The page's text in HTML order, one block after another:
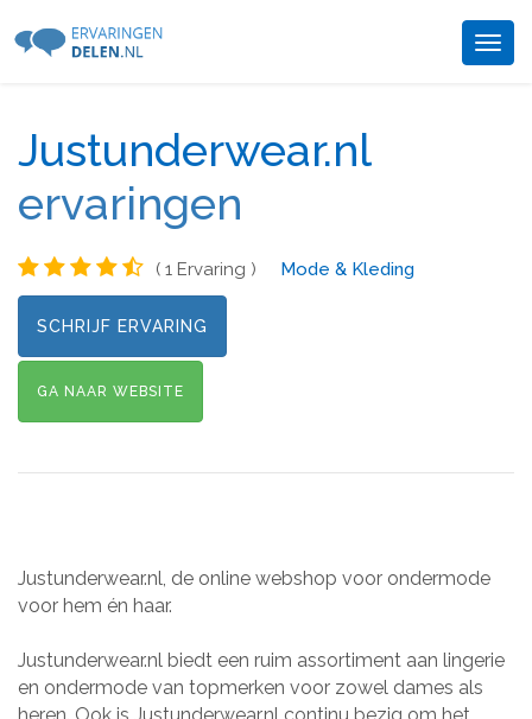
Justunderwear.nl
ervaringen
( 1 Ervaring ) Mode & Kleding
SCHRIJF ERVARING
GA NAAR WEBSITE
Justunderwear.nl, de online webshop voor ondermode
voor hem én haar.
Justunderwear.nl biedt een ruim assortiment aan lingerie
en ondermode van topmerken voor zowel dames als
heren. Ook is Justunderwear.nl continu bezig om het